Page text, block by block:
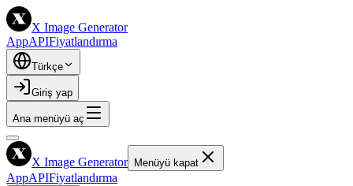
X Image Generator
AppAPIFiyatlandırma
Türkçe
Giriş yap
Ana menüyü aç
X Image Generator Menüyü kapat
AppAPIFiyatlandırma